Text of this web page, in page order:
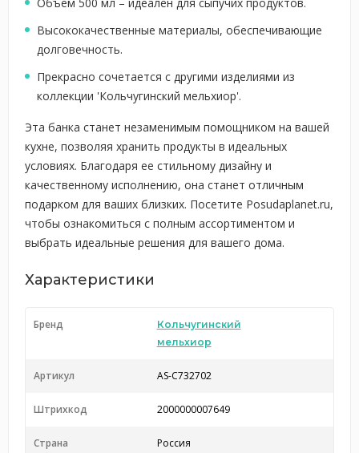
Высококачественные материалы, обеспечивающие
долговечность.
Прекрасно сочетается с другими изделиями из
коллекции 'Кольчугинский мельхиор'.
Эта банка станет незаменимым помощником на вашей
кухне, позволяя хранить продукты в идеальных
условиях. Благодаря ее стильному дизайну и
качественному исполнению, она станет отличным
подарком для ваших близких. Посетите Posudaplanet.ru,
чтобы ознакомиться с полным ассортиментом и
выбрать идеальные решения для вашего дома.
Характеристики
Бренд
Кольчугинский
мельхиор
Артикул AS-С732702
Штрихкод 2000000007649
Страна
Россия